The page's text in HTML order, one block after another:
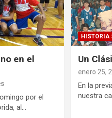
en el
por el
al…
HISTORIA
Un
enero 25,
En la
nuestra